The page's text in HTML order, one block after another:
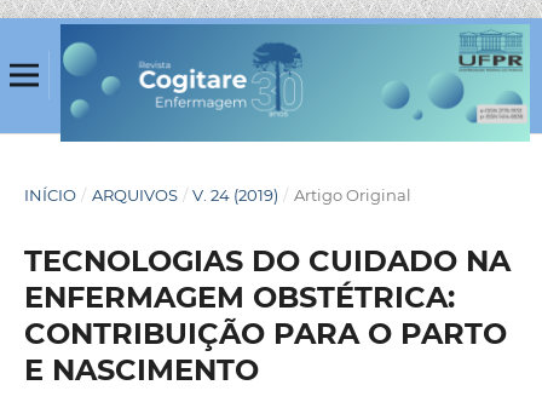
INÍCIO / ARQUIVOS / V. 24 (2019) / Artigo Original
TECNOLOGIAS DO CUIDADO NA
ENFERMAGEM OBSTÉTRICA:
CONTRIBUIÇÃO PARA O PARTO
E NASCIMENTO